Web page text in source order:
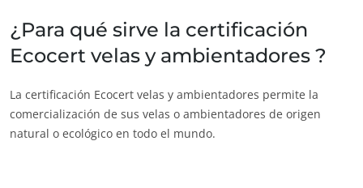
(japonés)
America
Argentina (español)
Brasil (portugués)
(francés)
¿Para qué sirve la certificación
Ecocert velas y ambientadores ?
La certificación Ecocert velas y ambientadores permite la
comercialización de sus velas o ambientadores de origen
natural o ecológico en todo el mundo.